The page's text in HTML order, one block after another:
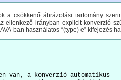
a csökkenő ábrázolási tartomány
ellenkező irányban explicit konverzió
ban használatos “(type) e” kifejezés
van, a konverzió automatikus